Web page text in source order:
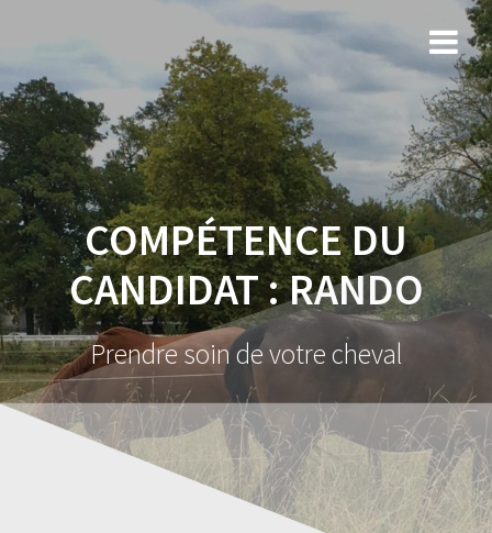
COMPÉTENCE DU
CANDIDAT :RANDO
Prendre soin de votre cheval